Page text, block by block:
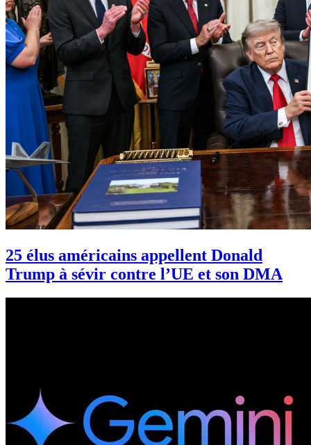
25 élus américains appellent Donald
Trump à sévir contre l’UE et son DMA